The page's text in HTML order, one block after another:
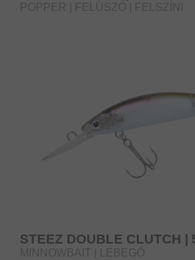
POPPER | FELÚSZÓ | FELSZÍNI
STEEZ DOUBLE CLUTCH |
MINNOWBAIT | LEBEGŐ